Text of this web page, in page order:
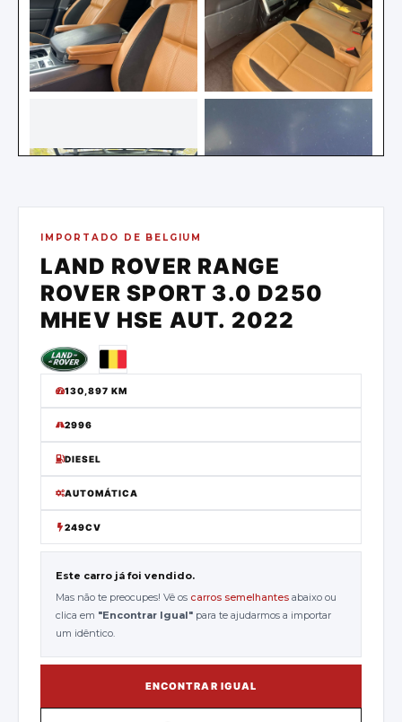
IMPORTADO DE BELGIUM
LAND ROVER RANGE
ROVER SPORT 3.0 D250
MHEV HSE AUT. 2022
130,897 KM
2996
DIESEL
AUTOMÁTICA
249CV
Este carro já foi vendido.
Mas não te preocupes! Vê os carros semelhantes abaixo ou
clica em "Encontrar Igual" para te ajudarmos a importar
um idêntico.
ENCONTRAR IGUAL